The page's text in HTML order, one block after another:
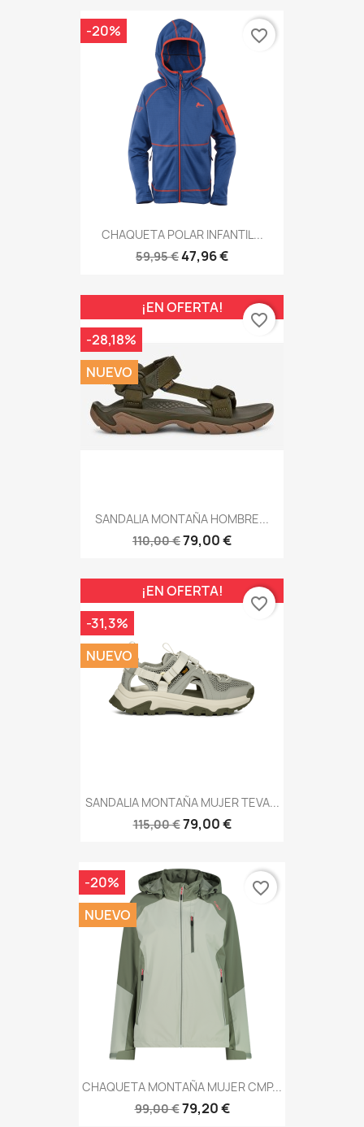
CHAQUETA POLAR INFANTIL...
59,95 €47,96 €
-20% favorite_border
SANDALIA MONTAÑA HOMBRE...
110,00 €79,00 €
¡EN OFERTA!
-28,18%
NUEVO
favorite_border
SANDALIA MONTAÑA MUJER TEVA...
115,00 €79,00 €
¡EN OFERTA!
-31,3%
NUEVO
favorite_border
CHAQUETA MONTAÑA MUJER CMP...
99,00 €79,20 €
-20%
NUEVO
favorite_border